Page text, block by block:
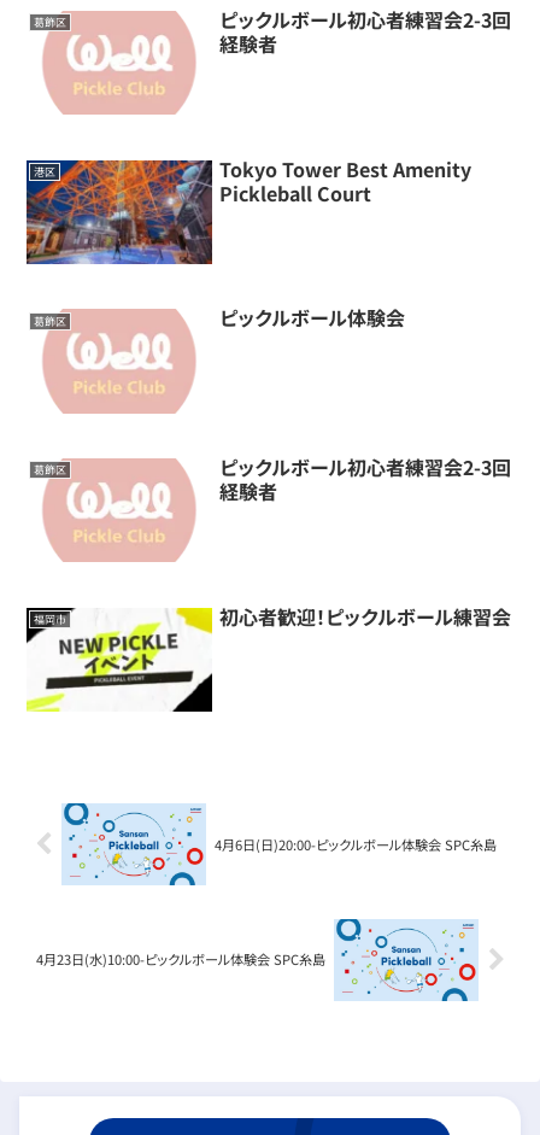
葛飾区
ピックルボール初心者練習会2-3回
経験者
港区
Tokyo Tower Best Amenity
Pickleball Court
葛飾区 ピックルボール体験会
葛飾区
ピックルボール初心者練習会2-3回
経験者
福岡市 初心者歓迎！ピックルボール練習会
4月6日(日)20:00-ピックルボール体験会 SPC糸島
4月23日(水)10:00-ピックルボール体験会 SPC糸島